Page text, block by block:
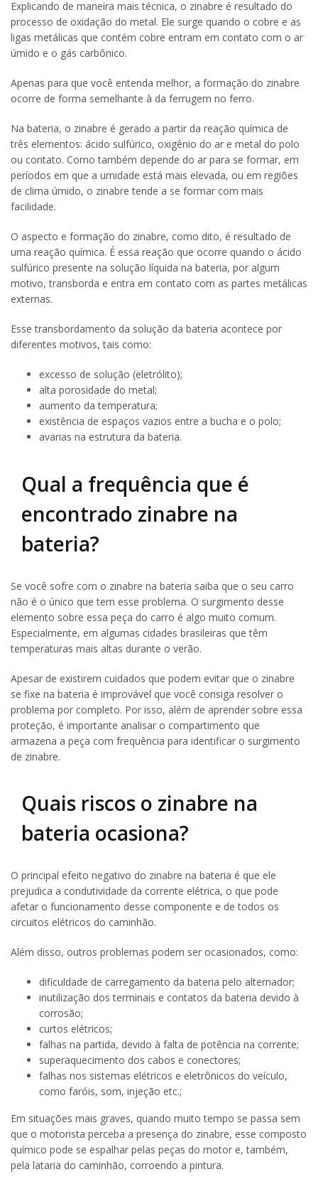
Explicando de maneira mais técnica, o zinabre é resultado do
processo de oxidação do metal. Ele surge quando o cobre e as
ligas metálicas que contém cobre entram em contato com o ar
úmido e o gás carbônico.
Apenas para que você entenda melhor, a formação do zinabre
ocorre de forma semelhante à da ferrugem no ferro.
Na bateria, o zinabre é gerado a partir da reação química de
três elementos: ácido sulfúrico, oxigênio do ar e metal do polo
ou contato. Como também depende do ar para se formar, em
períodos em que a umidade está mais elevada, ou em regiões
de clima úmido, o zinabre tende a se formar com mais
facilidade.
O aspecto e formação do zinabre, como dito, é resultado de
uma reação química. É essa reação que ocorre quando o ácido
sulfúrico presente na solução líquida na bateria, por algum
motivo, transborda e entra em contato com as partes metálicas
externas.
Esse transbordamento da solução da bateria acontece por
diferentes motivos, tais como:
excesso de solução (eletrólito);
alta porosidade do metal;
aumento da temperatura;
existência de espaços vazios entre a bucha e o polo;
avarias na estrutura da bateria.
Qual a frequência que é
encontrado zinabre na
bateria?
Se você sofre com o zinabre na bateria saiba que o seu carro
não é o único que tem esse problema. O surgimento desse
elemento sobre essa peça do carro é algo muito comum.
Especialmente, em algumas cidades brasileiras que têm
temperaturas mais altas durante o verão.
Apesar de existirem cuidados que podem evitar que o zinabre
se fixe na bateria é improvável que você consiga resolver o
problema por completo. Por isso, além de aprender sobre essa
proteção, é importante analisar o compartimento que
armazena a peça com frequência para identificar o surgimento
de zinabre.
Quais riscos o zinabre na
bateria ocasiona?
O principal efeito negativo do zinabre na bateria é que ele
prejudica a condutividade da corrente elétrica, o que pode
afetar o funcionamento desse componente e de todos os
circuitos elétricos do caminhão.
Além disso, outros problemas podem ser ocasionados, como:
dificuldade de carregamento da bateria pelo alternador;
inutilização dos terminais e contatos da bateria devido à
corrosão;
curtos elétricos;
falhas na partida, devido à falta de potência na corrente;
superaquecimento dos cabos e conectores;
falhas nos sistemas elétricos e eletrônicos do veículo,
como faróis, som, injeção etc.;
Em situações mais graves, quando muito tempo se passa sem
que o motorista perceba a presença do zinabre, esse composto
químico pode se espalhar pelas peças do motor e, também,
pela lataria do caminhão, corroendo a pintura.